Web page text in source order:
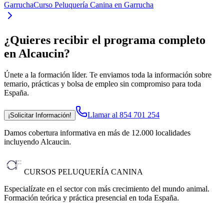
GarruchaCurso Peluquería Canina en Garrucha
¿Quieres recibir el programa completo
en Alcaucin?
Únete a la formación líder. Te enviamos toda la información sobre
temario, prácticas y bolsa de empleo sin compromiso para toda
España.
¡Solicitar Información! Llamar al 854 701 254
Damos cobertura informativa en más de 12.000 localidades
incluyendo Alcaucin.
CURSOS PELUQUERÍA CANINA
Especialízate en el sector con más crecimiento del mundo animal.
Formación teórica y práctica presencial en toda España.